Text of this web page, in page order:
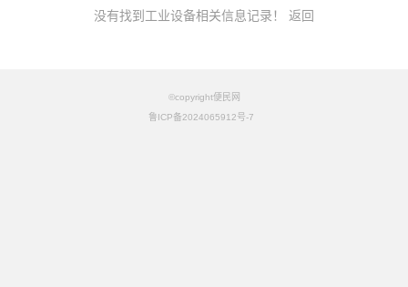
没有找到工业设备相关信息记录！ 返回
©copyright便民网
鲁ICP备2024065912号-7